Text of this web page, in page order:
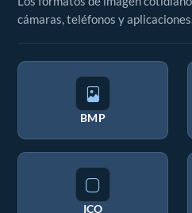
cámaras, teléfonos y
BMP
ICO